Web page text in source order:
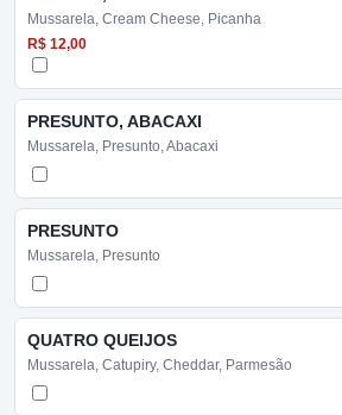
Mussarela, Cream Cheese, Picanha
R$ 12,00
PRESUNTO, ABACAXI
Mussarela, Presunto, Abacaxi
PRESUNTO
Mussarela, Presunto
QUATRO QUEIJOS
Mussarela, Catupiry, Cheddar, Parmesão